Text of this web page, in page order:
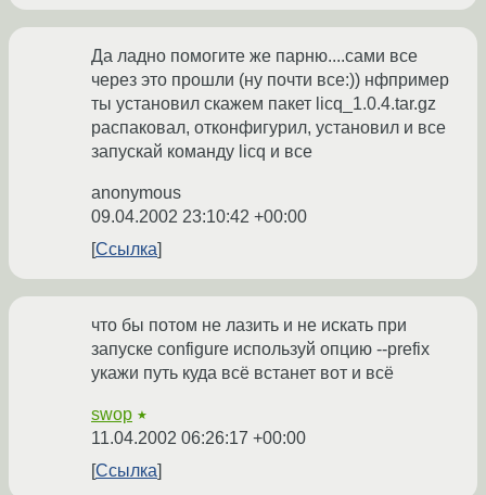
Да ладно помогите же парню....сами все
через это прошли (ну почти все:)) нфпример
ты установил скажем пакет licq_1.0.4.tar.gz
распаковал, отконфигурил, установил и все
запускай команду licq и все
anonymous
09.04.2002 23:10:42 +00:00
Ссылка
что бы потом не лазить и не искать при
запуске configure используй опцию --prefix
укажи путь куда всё встанет вот и всё
swop ★
11.04.2002 06:26:17 +00:00
Ссылка